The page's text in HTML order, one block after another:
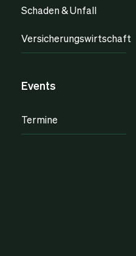
Schaden & Unfall
Versicherungswirtschaft
Events
Termine